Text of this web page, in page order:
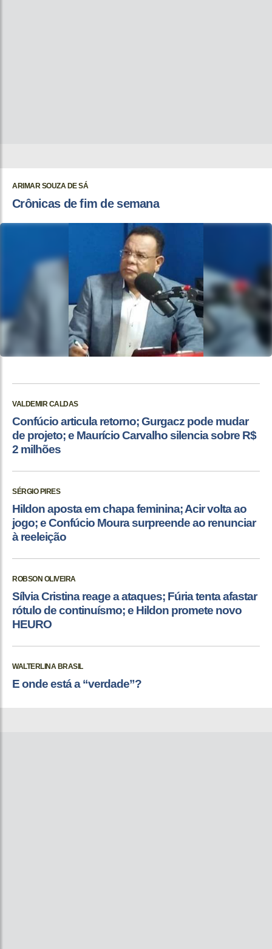
ARIMAR SOUZA DE SÁ
Crônicas de fim de semana
VALDEMIR CALDAS
Confúcio articula retorno; Gurgacz pode mudar
de projeto; e Maurício Carvalho silencia sobre R$
2 milhões
SÉRGIO PIRES
Hildon aposta em chapa feminina; Acir volta ao
jogo; e Confúcio Moura surpreende ao renunciar
à reeleição
ROBSON OLIVEIRA
Sílvia Cristina reage a ataques; Fúria tenta afastar
rótulo de continuísmo; e Hildon promete novo
HEURO
WALTERLINA BRASIL
E onde está a “verdade”?